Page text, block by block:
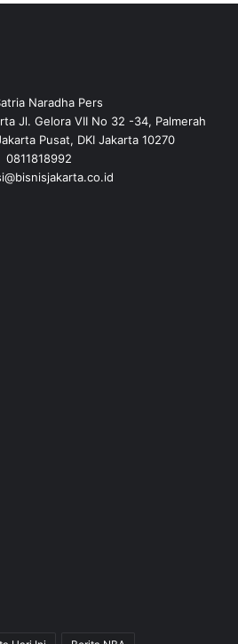
Naradha Pers
Jl. Gelora VII No 32 -34, Palmerah
Pusat, DKI Jakarta 10270
0811818992